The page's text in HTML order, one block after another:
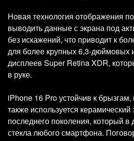
Новая технология отображения
выводить данные с экрана под
без искажений, что приводит к
для более крупных 6,3-дюймовых
дисплеев Super Retina XDR,
в руке.
iPhone 16 Pro устойчив к
также используется
последнего поколения, который в
стекла любого смартфона.